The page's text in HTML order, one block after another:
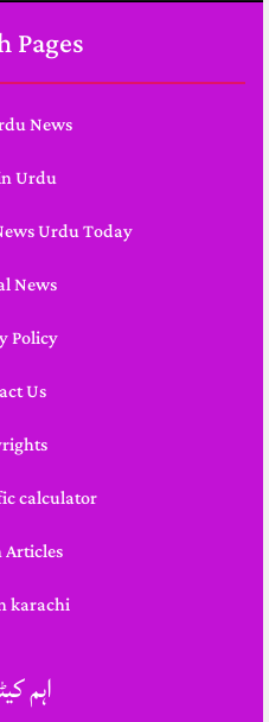
Pages
News
Urdu
Urdu Today
News
Policy
Us
calculator
karachi
اہم